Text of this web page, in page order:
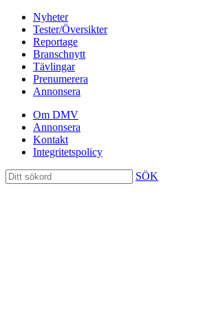
Nyheter
Tester/Översikter
Reportage
Branschnytt
Tävlingar
Prenumerera
Annonsera
Om DMV
Annonsera
Kontakt
Integritetspolicy
SÖK